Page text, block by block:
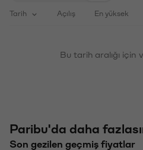
Tarih Açılış En yüksek
Bu tarih aralığı için
Paribu'da daha
Son gezilen geçmiş fiyatlar